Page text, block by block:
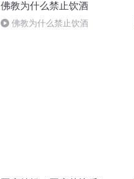
佛教为什么禁止饮酒
佛教为什么禁止饮酒